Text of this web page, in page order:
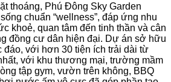
thoáng, Phú Đông Sky Garden
chuẩn “wellness”, đáp ứng nhu
khoẻ, quan tâm đến tinh thần và cân
đồng cư dân hiện đại. Dự án sở hữu
đáo, với hơn 30 tiện ích trải dài từ
với khu thương mại, trường mầm
tập gym, vườn trên không, BBQ